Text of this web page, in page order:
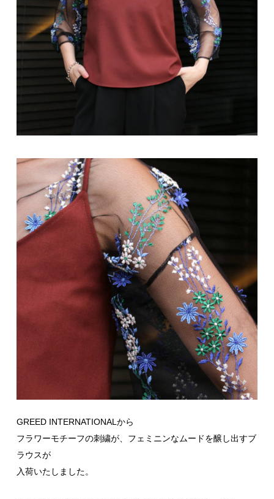
GREED INTERNATIONALから
フラワーモチーフの刺繍が、フェミニンなムードを醸し出すブ
ラウスが
入荷いたしました。